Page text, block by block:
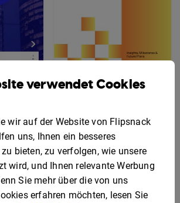
mit
Kundeninformationen
verwendet Cookies
wir auf der Website von Flipsnack
uns, Ihnen ein besseres
bieten, zu verfolgen, wie unsere
wird, und Ihnen relevante Werbung
Sie mehr über die von uns
erfahren möchten, lesen Sie